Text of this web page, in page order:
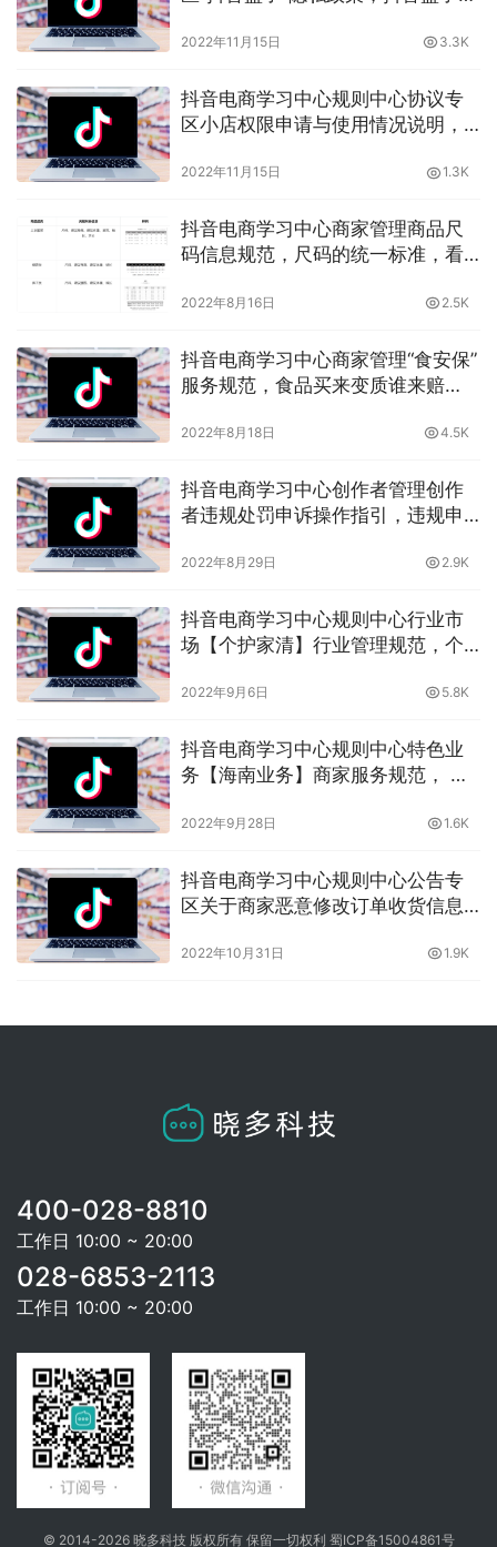
的，晓多告诉你
2022年11月15日 3.3K
抖音电商学习中心规则中心协议专
区小店权限申请与使用情况说明，
2022年11月15日 1.3K
抖音电商学习中心商家管理商品尺
码信息规范，尺码的统一标准，看
2022年8月16日 2.5K
抖音电商学习中心商家管理“食安保”
服务规范，食品买来变质谁来赔
2022年8月18日 4.5K
抖音电商学习中心创作者管理创作
者违规处罚申诉操作指引，违规申
你
2022年8月29日 2.9K
抖音电商学习中心规则中心行业市
场【个护家清】行业管理规范，个
2022年9月6日 5.8K
抖音电商学习中心规则中心特色业
务【海南业务】商家服务规范， 抖
定？你需要知道的，晓多带你了解
2022年9月28日 1.6K
抖音电商学习中心规则中心公告专
区关于商家恶意修改订单收货信息
费者如何维权？晓多带你了解
2022年10月31日 1.9K
400-028-8810
工作日 10:00 ~ 20:00
028-6853-2113
工作日 10:00 ~ 20:00
© 2014-2026 晓多科技 版权所有 保留一切权利 蜀ICP备15004861号